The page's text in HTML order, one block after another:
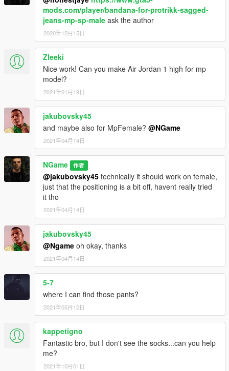
mods.com/player/bandana-for-protrikk-sagged-
jeans-mp-sp-male ask the author
2020年12月15日
Zleeki
Nice work! Can you make Air Jordan 1 high for mp
model?
2021年01月19日
jakubovsky45
and maybe also for MpFemale? @NGame
2021年04月14日
NGame 作者
@jakubovsky45 technically it should work on female,
just that the positioning is a bit off, havent really tried
it tho
2021年04月14日
jakubovsky45
@Ngame oh okay, thanks
2021年04月14日
5-7
where I can find those pants?
2021年05月12日
kappetigno
Fantastic bro, but I don't see the socks...can you help
me?
2021年10月01日